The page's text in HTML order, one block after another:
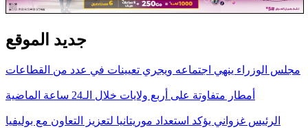
جديد الموقع
مجلس الوزراء ينهي اجتماعه ويجري تعيينات في عدد من القطاعات
أمطار متفاوتة على أربع ولايات خلال الـ24 ساعة الماضية
الرئيس غزواني يؤكد استعداد موريتانيا لتعزيز التعاون مع بوليفيا